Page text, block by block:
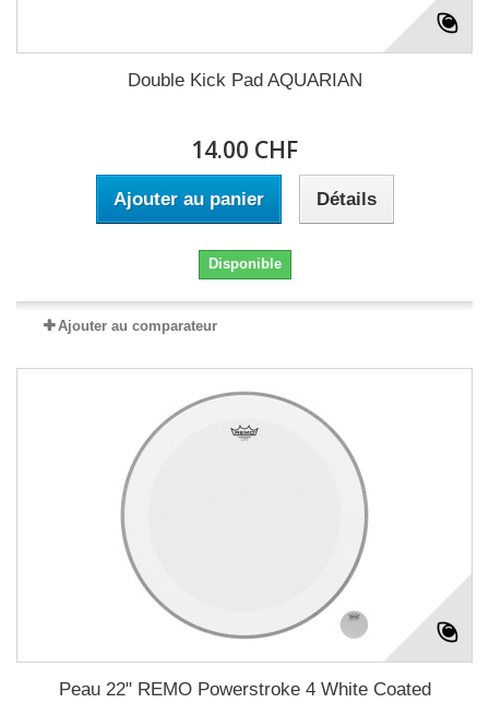
Double Kick Pad AQUARIAN
14.00 CHF
Ajouter au panier Détails
Disponible
Ajouter au comparateur
Peau 22" REMO Powerstroke 4 White Coated